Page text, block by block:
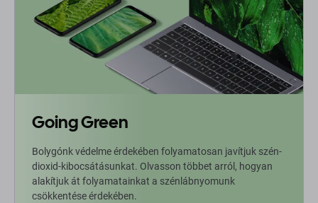
Going Green
Bolygónk védelme érdekében folyamatosan javítjuk szén-
dioxid-kibocsátásunkat. Olvasson többet arról, hogyan
alakítjuk át folyamatainkat a szénlábnyomunk
csökkentése érdekében.